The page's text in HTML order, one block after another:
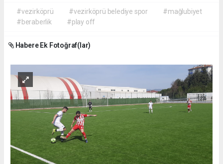
#vezirköprü #vezirköprü belediye spor
#mağlubiyet
#beraberlik
#play off
Habere Ek Fotoğraf(lar)